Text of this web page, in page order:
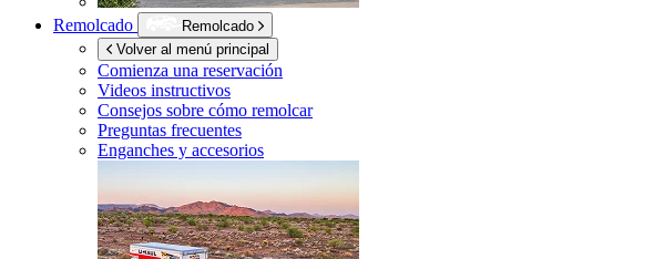
Remolcado
Remolcado
Volver al menú principal
Comienza una reservación
Videos instructivos
Consejos sobre cómo remolcar
Preguntas frecuentes
Enganches y accesorios